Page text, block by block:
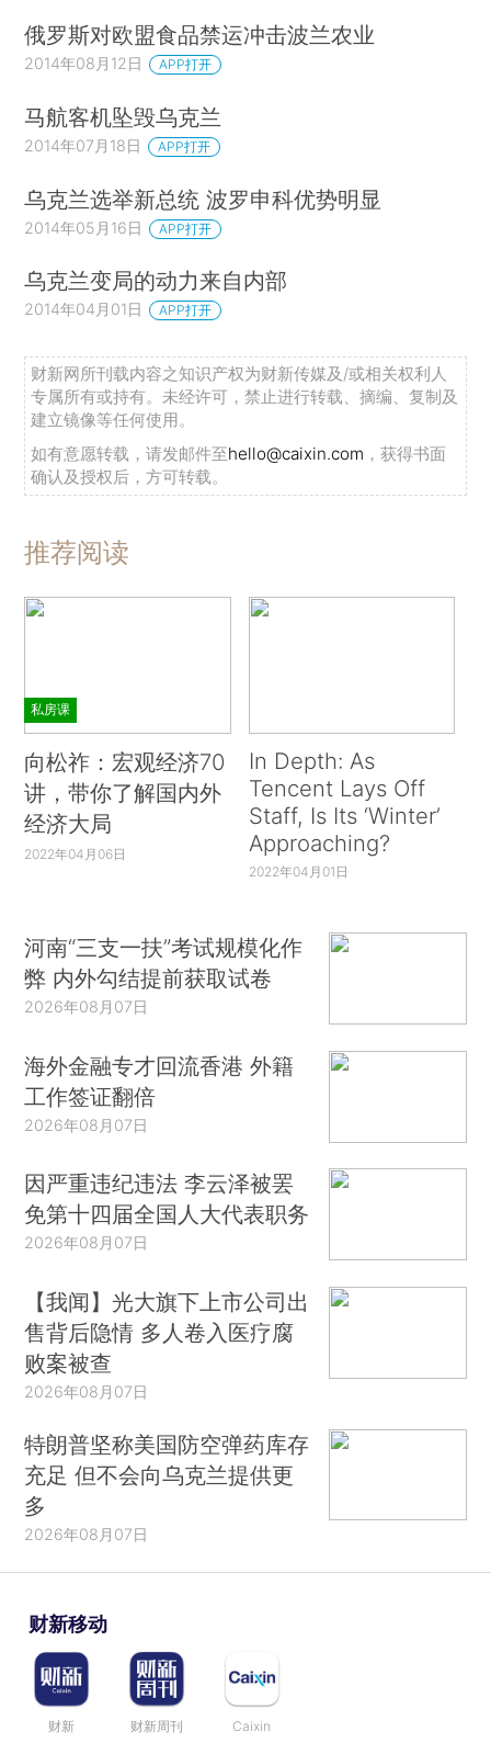
俄罗斯对欧盟食品禁运冲击波兰农业
2014年08月12日 APP打开
马航客机坠毁乌克兰
2014年07月18日 APP打开
乌克兰选举新总统 波罗申科优势明显
2014年05月16日 APP打开
乌克兰变局的动力来自内部
2014年04月01日 APP打开
财新网所刊载内容之知识产权为财新传媒及/或相关权利人
专属所有或持有。未经许可，禁止进行转载、摘编、复制及
建立镜像等任何使用。
如有意愿转载，请发邮件至hello@caixin.com ，获得书面
确认及授权后，方可转载。
推荐阅读
私房课
向松祚：宏观经济70
讲，带你了解国内外
经济大局
2022年04月06日
In Depth: As
Tencent Lays Off
Staff, Is Its ‘Winter’
Approaching?
2022年04月01日
河南“三支一扶”考试规模化作
弊 内外勾结提前获取试卷
2026年08月07日
海外金融专才回流香港 外籍
工作签证翻倍
2026年08月07日
因严重违纪违法 李云泽被罢
免第十四届全国人大代表职务
2026年08月07日
【我闻】光大旗下上市公司出
售背后隐情 多人卷入医疗腐
败案被查
2026年08月07日
特朗普坚称美国防空弹药库存
充足 但不会向乌克兰提供更
多
2026年08月07日
财新移动
财新 财新周刊 Caixin